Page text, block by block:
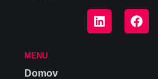
MENU
Domov